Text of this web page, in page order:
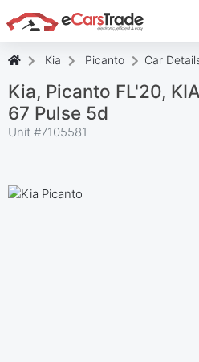
Установите веб-
добавьте его на главный
Kia Picanto Car
Kia, Picanto FL'20,
67 Pulse 5d
Unit #7105581